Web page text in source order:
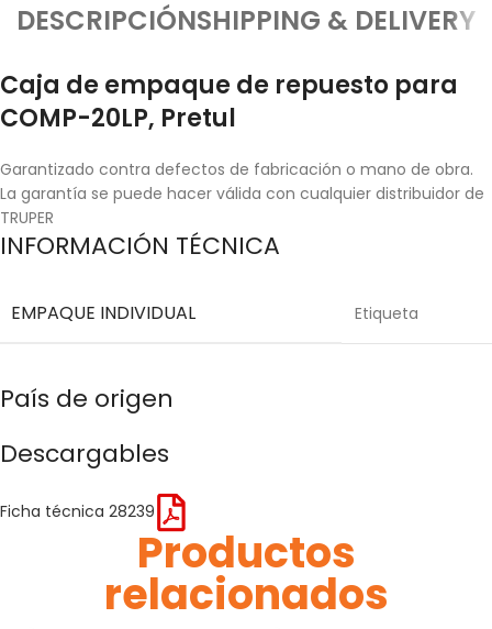
DESCRIPCIÓNSHIPPING & DELIVERY
Caja de empaque de repuesto para
COMP-20LP, Pretul
Garantizado contra defectos de fabricación o mano de obra.
La garantía se puede hacer válida con cualquier distribuidor de
TRUPER
INFORMACIÓN TÉCNICA
EMPAQUE INDIVIDUAL Etiqueta
País de origen
Descargables
Ficha técnica 28239
Productos
relacionados